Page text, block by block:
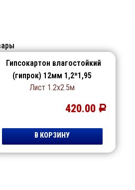
Гипсокартон влагостойкий
(гипрок) 12мм 1,2*1,95
Лист 1.2х2.5м
420.00 Р
В КОРЗИНУ